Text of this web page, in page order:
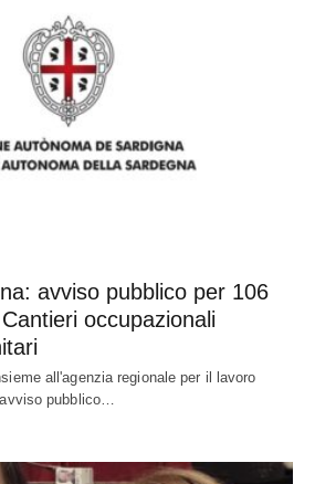
avviso pubblico per 106
occupazionali
all'agenzia regionale per il lavoro
pubblico…